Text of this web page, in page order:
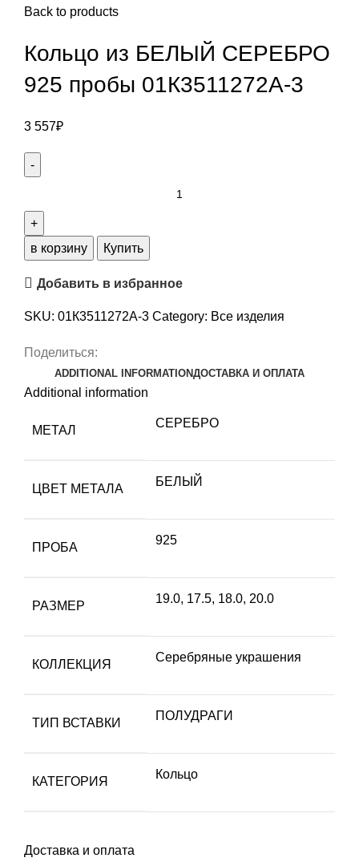
Back to products
Кольцо из БЕЛЫЙ СЕРЕБРО
925 пробы 01К3511272А-3
3 557₽
БЕЛЫЙ
СЕРЕБРО
пробы
в корзину Купить
Добавить в избранное
SKU: 01К3511272А-3 Category: Все изделия
Поделиться:
ADDITIONAL INFORMATIONДОСТАВКА И ОПЛАТА
Additional information
МЕТАЛ
СЕРЕБРО
ЦВЕТ МЕТАЛА
БЕЛЫЙ
ПРОБА
925
РАЗМЕР
19.0, 17.5, 18.0, 20.0
КОЛЛЕКЦИЯ
Серебряные украшения
ТИП ВСТАВКИ
ПОЛУДРАГИ
КАТЕГОРИЯ
Кольцо
Доставка и оплата